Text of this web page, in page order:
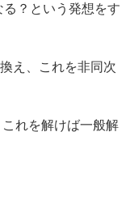
？という発想をす
え、これを非同次
れを解けば一般解